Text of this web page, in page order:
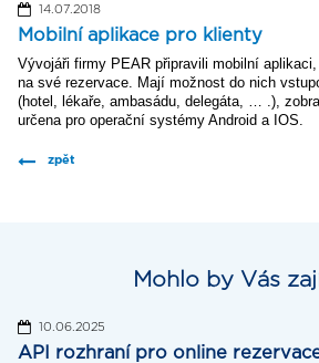
14.07.2018
Mobilní aplikace pro klienty
Vývojáři firmy PEAR připravili mobilní
na své rezervace. Mají možnost do nich
(hotel, lékaře, ambasádu, delegáta, … .),
určena pro operační systémy Android a IOS.
zpět
Mohlo by Vás
10.06.2025
API rozhraní pro online